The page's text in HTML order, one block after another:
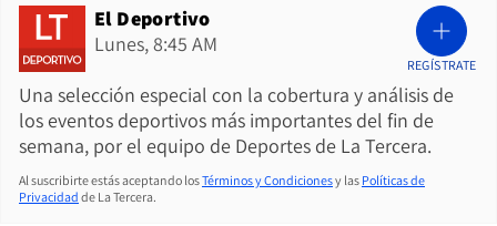
El Deportivo
Lunes, 8:45 AM
Una selección especial con la cobertura y análisis de
los eventos deportivos más importantes del fin de
semana, por el equipo de Deportes de La Tercera.
REGÍSTRATE
Al suscribirte estás aceptando losTérminos y Condicionesy las Políticas de
Privacidad de La Tercera.